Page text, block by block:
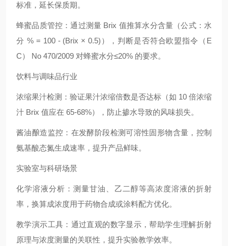
标准，延长保质期。
蜂蜜品质管控：通过测量 Brix 值推算水分含量（公式：水
分 % = 100 - (Brix × 0.5)），判断是否符合欧盟指令（E
C） No 470/2009 对蜂蜜水分≤20% 的要求。
饮料与调味品行业
浓缩果汁检测：验证果汁浓缩倍数是否达标（如 10 倍浓缩
汁 Brix 值应在 65-68%），防止掺水导致的风味损失。
酱油酿造监控：在发酵阶段检测可溶性固形物含量，控制
氨基酸态氮生成速率，提升产品鲜味。
实验室与科研场景
化学溶液分析：测量甘油、乙二醇等高浓度溶液的折射
率，换算成浓度用于药物合成或涂料配方优化。
教学演示工具：通过直观的数字显示，帮助学生理解折射
原理与浓度测量的关联性，提升实验教学效率。